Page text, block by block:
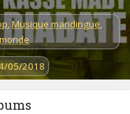
,Musique mandingue,
05/2018